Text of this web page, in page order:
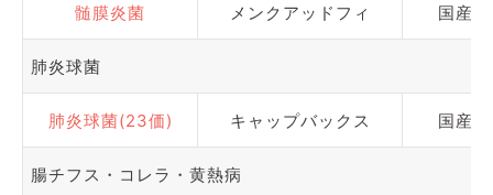
髄膜炎菌 メンクアッドフィ 国産
肺炎球菌
肺炎球菌(23価) キャップバックス 国産
腸チフス・コレラ・黄熱病